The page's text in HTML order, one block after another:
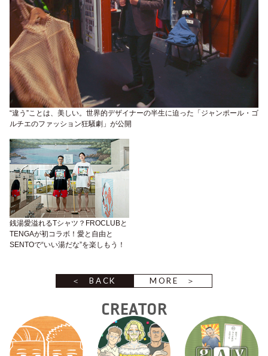
“違う”ことは、美しい。世界的デザイナーの半生に迫った「ジャンポール・ゴ
ルチエのファッション狂騒劇」が公開
銭湯愛溢れるTシャツ？FROCLUBと
TENGAが初コラボ！愛と自由と
SENTOで“いい湯だな”を楽しもう！
BACK MORE
CREATOR